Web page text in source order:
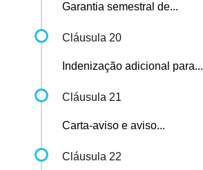
Garantia semestral de...
Cláusula 20
Indenização adicional para...
Cláusula 21
Carta-aviso e aviso...
Cláusula 22